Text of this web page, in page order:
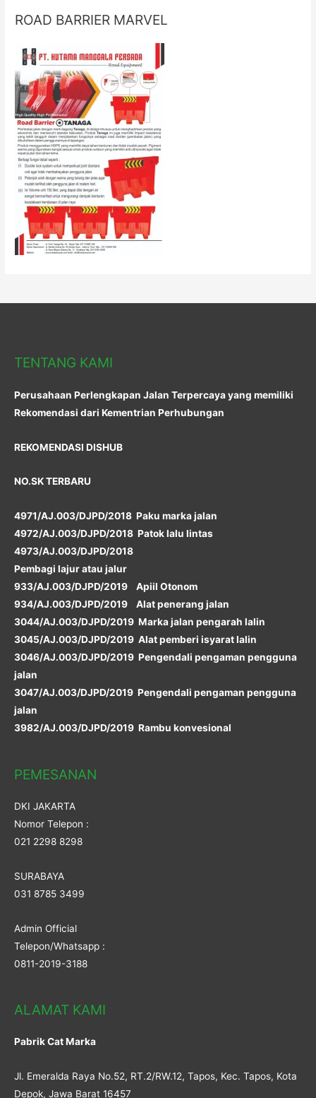
ROAD BARRIER MARVEL
TENTANG KAMI
Perusahaan Perlengkapan Jalan Terpercaya yang memiliki
Rekomendasi dari Kementrian Perhubungan
REKOMENDASI DISHUB
NO.SK TERBARU
4971/AJ.003/DJPD/2018 Paku marka jalan
4972/AJ.003/DJPD/2018 Patok lalu lintas
4973/AJ.003/DJPD/2018
Pembagi lajur atau jalur
933/AJ.003/DJPD/2019 Apiil Otonom
934/AJ.003/DJPD/2019 Alat penerang jalan
3044/AJ.003/DJPD/2019 Marka jalan pengarah lalin
3045/AJ.003/DJPD/2019 Alat pemberi isyarat lalin
3046/AJ.003/DJPD/2019 Pengendali pengaman pengguna
jalan
3047/AJ.003/DJPD/2019 Pengendali pengaman pengguna
jalan
3982/AJ.003/DJPD/2019 Rambu konvesional
PEMESANAN
DKI JAKARTA
Nomor Telepon :
021 2298 8298
SURABAYA
031 8785 3499
Admin Official
Telepon/Whatsapp :
0811-2019-3188
ALAMAT KAMI
Pabrik Cat Marka
Jl. Emeralda Raya No.52, RT.2/RW.12, Tapos, Kec. Tapos, Kota
Depok, Jawa Barat 16457